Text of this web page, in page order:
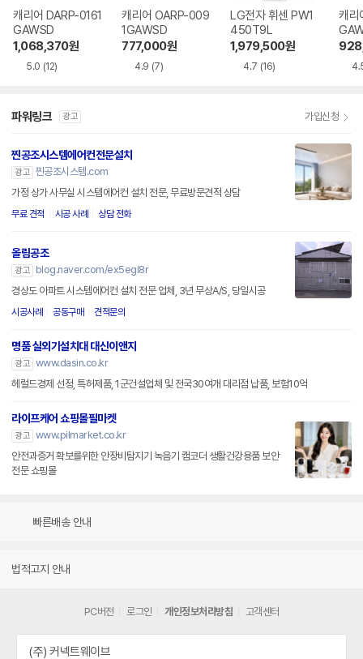
캐리어 DARP-0161
GAWSD
1,068,370원
5.0 (12)
캐리어 OARP-009
1GAWSD
777,000원
4.9 (7)
LG전자 휘센 PW1
450T9L
1,979,500원
4.7 (16)
캐리
파워링크 광고 가입신청
찐공조시스템에어컨전문설치
광고 찐공조시스템.com
가정 상가 사무실 시스템에어컨 설치 전문, 무료방문견적 상담
무료 견적 시공 사례 상담 전화
올림공조
광고
blog.naver.com/ex5egl8r
경상도 아파트 시스템에어컨 설치 전문 업체, 3년 무상A/S, 당일시공
시공사례 공동구매 견적문의
명품 실외기설치대 대신이앤지
광고 www.dasin.co.kr
헤럴드경제 선정, 특허제품, 1군건설업체 및 전국30여개 대리점 납품, 보험10억
라이프케어 쇼핑몰필마켓
광고 www.pilmarket.co.kr
안전과증거 확보를위한 안장비탐지기 녹음기 캠코더 생활건강용품 보안
전문 쇼핑몰
빠른배송 안내
법적고지 안내
PC버전 로그인 개인정보처리방침 고객센터
(주) 커넥트웨이브